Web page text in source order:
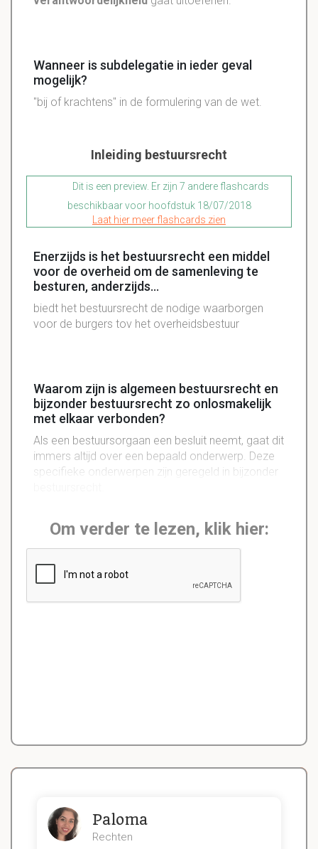
Wanneer is subdelegatie in ieder geval
mogelijk?
"bij of krachtens" in de formulering van de wet.
Inleiding bestuursrecht
Dit is een preview. Er zijn 7 andere flashcards
beschikbaar voor hoofdstuk 18/07/2018
Laat hier meer flashcards zien
Enerzijds is het bestuursrecht een middel
voor de overheid om de samenleving te
besturen, anderzijds...
biedt het bestuursrecht de nodige waarborgen
voor de burgers tov het overheidsbestuur
Waarom zijn is algemeen bestuursrecht en
bijzonder bestuursrecht zo onlosmakelijk
met elkaar verbonden?
Als een bestuursorgaan een besluit neemt, gaat dit
immers altijd over een bepaald onderwerp. Deze
specifieke onderwerpen zijn geregeld in bijzonder
Om verder te lezen, klik hier:
Paloma
Rechten